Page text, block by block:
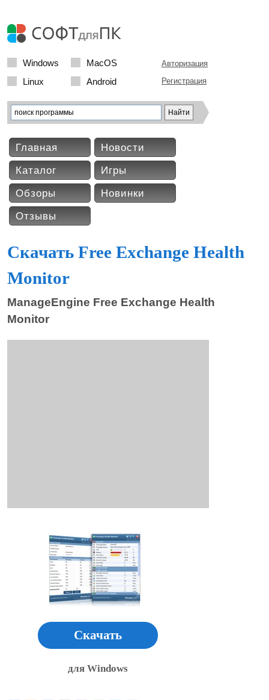
Windows
MacOS
Linux
Android
Авторизация
Регистрация
Главная
Новости
Каталог
Игры
Обзоры
Новинки
Отзывы
Скачать Free Exchange Health
Monitor
ManageEngine Free Exchange Health
Monitor
Скачать
для Windows